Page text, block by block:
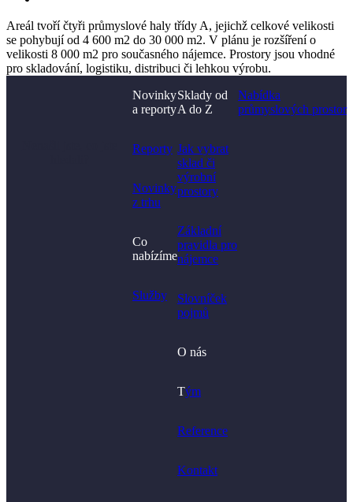
Areál tvoří čtyři průmyslové haly třídy A, jejichž celkové velikosti
se pohybují od 4 600 m2 do 30 000 m2. V plánu je rozšíření o
velikosti 8 000 m2 pro současného nájemce. Prostory jsou vhodné
pro skladování, logistiku, distribuci či lehkou výrobu.
Novinky
a reporty
Reporty
Novinky
z trhu
Co
nabízíme
Služby
Sklady od
A do Z
Jak vybrat
sklad či
výrobní
prostory​
Základní
pravidla pro
nájemce
Slovníček
pojmů
O nás
Tým
Reference
Kontakt
Nabídka
průmyslových prostor